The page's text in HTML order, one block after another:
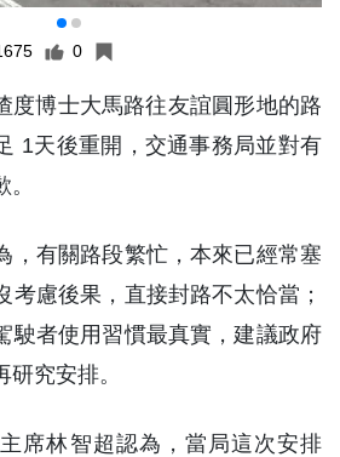
0
度博士大馬路往友誼圓形地的路
1天後重開，交通事務局並對有
，有關路段繁忙，本來已經常塞
考慮後果，直接封路不太恰當；
駛者使用習慣最真實，建議政府
究安排。
席林智超認為，當局這次安排